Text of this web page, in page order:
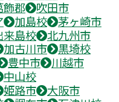
飾郡
吹田市
加島校
茅ヶ崎市
来島校
北九州市
加古川市
黒埼校
豊中市
川越市
中山校
姫路市
大阪市